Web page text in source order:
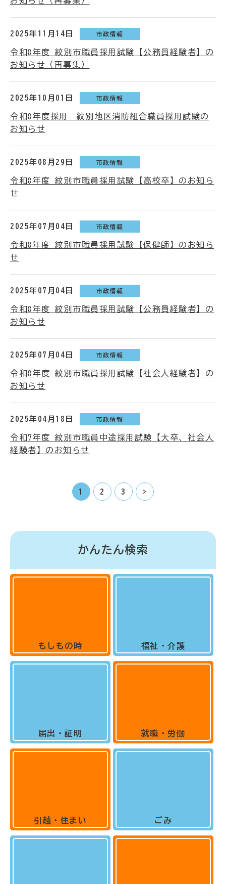
2025年11月14日 市政情報
令和8年度 紋別市職員採用試験【公務員経験者】の
お知らせ（再募集）
2025年10月01日 市政情報
令和8年度採用 紋別地区消防組合職員採用試験の
お知らせ
2025年08月29日 市政情報
令和8年度 紋別市職員採用試験【高校卒】のお知ら
せ
2025年07月04日 市政情報
令和8年度 紋別市職員採用試験【保健師】のお知ら
せ
2025年07月04日 市政情報
令和8年度 紋別市職員採用試験【公務員経験者】の
お知らせ
2025年07月04日 市政情報
令和8年度 紋別市職員採用試験【社会人経験者】の
お知らせ
2025年04月18日 市政情報
令和7年度 紋別市職員中途採用試験【大卒、社会人
経験者】のお知らせ
1 2 3 >
かんたん検索
もしもの時
届出・証明
引越・住まい
福祉・介護
就職・労働
ごみ